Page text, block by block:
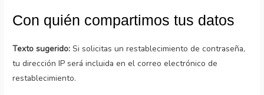
Con quién compartimos tus datos
Texto sugerido: Si solicitas un restablecimiento de contraseña,
tu dirección IP será incluida en el correo electrónico de
restablecimiento.